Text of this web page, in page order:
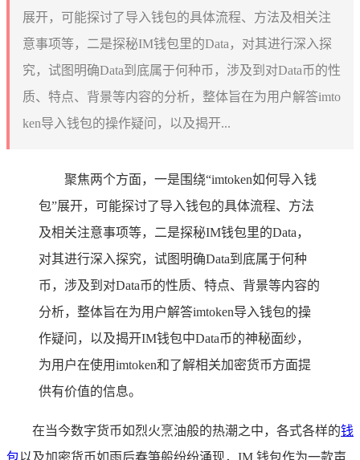
展开，可能探讨了导入钱包的具体流程、方法及相关注
意事项等，二是探秘IM钱包里的Data，对其进行深入探
究，试图明确Data到底属于何种币，涉及到对Data币的性
质、特点、背景等内容的分析，整体旨在为用户解答imto
ken导入钱包的操作疑问，以及揭开...
聚焦两个方面，一是围绕“imtoken如何导入钱
包”展开，可能探讨了导入钱包的具体流程、方法
及相关注意事项等，二是探秘IM钱包里的Data，
对其进行深入探究，试图明确Data到底属于何种
币，涉及到对Data币的性质、特点、背景等内容的
分析，整体旨在为用户解答imtoken导入钱包的操
作疑问，以及揭开IM钱包中Data币的神秘面纱，
为用户在使用imtoken和了解相关加密货币方面提
供有价值的信息。
在当今数字货币如烈火烹油般的热潮之中，各式各样的钱
包以及加密货币如雨后春笋般纷纷涌现，IM 钱包作为一款声